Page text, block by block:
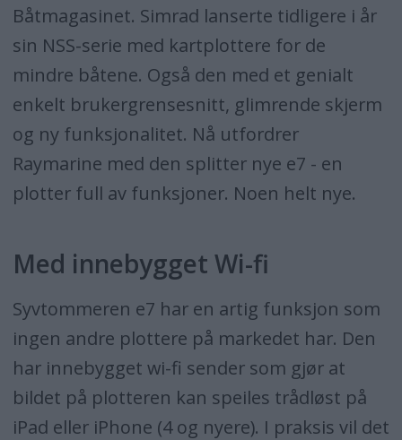
Båtmagasinet. Simrad lanserte tidligere i år
sin NSS-serie med kartplottere for de
mindre båtene. Også den med et genialt
enkelt brukergrensesnitt, glimrende skjerm
og ny funksjonalitet. Nå utfordrer
Raymarine med den splitter nye e7 - en
plotter full av funksjoner. Noen helt nye.
Med innebygget Wi-fi
Syvtommeren e7 har en artig funksjon som
ingen andre plottere på markedet har. Den
har innebygget wi-fi sender som gjør at
bildet på plotteren kan speiles trådløst på
iPad eller iPhone (4 og nyere). I praksis vil det